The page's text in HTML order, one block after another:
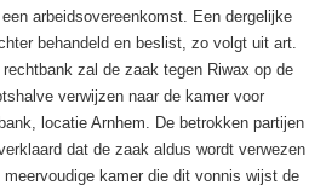
arbeidsovereenkomst. Een dergelijke
behandeld en beslist, zo volgt uit art.
zal de zaak tegen Riwax op de
verwijzen naar de kamer voor
locatie Arnhem. De betrokken partijen
dat de zaak aldus wordt verwezen
kamer die dit vonnis wijst de